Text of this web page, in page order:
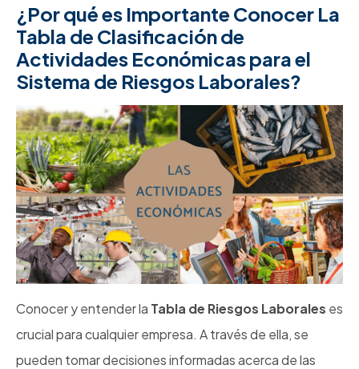
¿Por qué es Importante Conocer La
Tabla de Clasificación de
Actividades Económicas para el
Sistema de Riesgos Laborales?
Conocer y entender la Tabla de Riesgos Laborales es
crucial para cualquier empresa. A través de ella, se
pueden tomar decisiones informadas acerca de las